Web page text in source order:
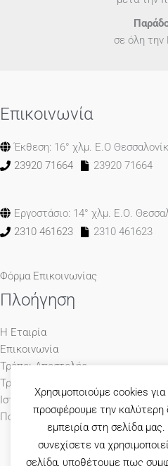
σε όλη την
Επικοινωνία
Έκθεση: 16° χλμ. Ε.Ο
23920 71664
23920 71664
Εργοστάσιο: 14° χλμ. Ε.Ο.
2310 461623
2310 461623
Φόρμα Επικοινωνίας
Πλοήγηση
Η Εταιρία
Επικοινωνία
Τρόποι Αποστολής
Τρόποι Πληρωμής
Ιστολόγιο
Πολιτική Απορρήτου
Χρησιμοποιούμε cookies για
προσφέρουμε την καλύτερη
εμπειρία στη σελίδα
συνεχίσετε να
σελίδα, υποθέτουμε πως